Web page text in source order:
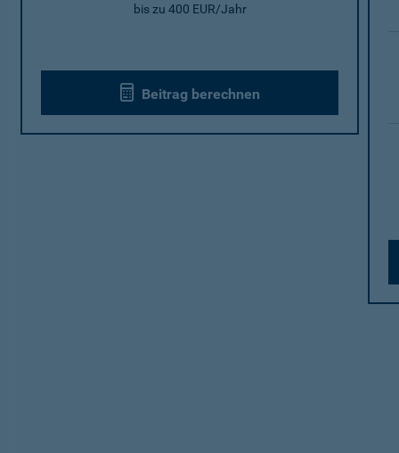
bis zu 400 EUR/Jahr
Beitrag berechnen